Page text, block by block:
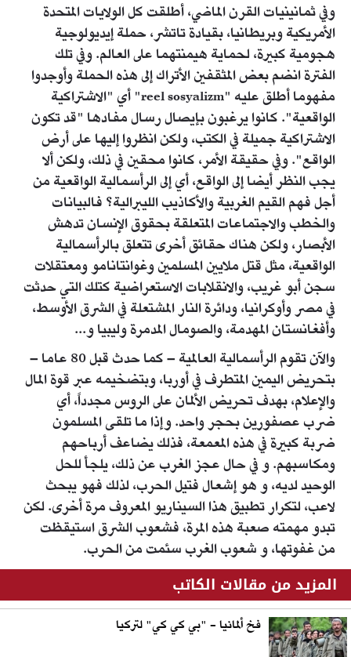
وفي ثمانينيات القرن الماضي، أطلقت كل الولايات المتحدة
الأمريكية وبريطانيا، بقيادة تاتشر، حملة إيديولوجية
هجومية كبيرة، لحماية هيمنتهما على العالم. وفي تلك
الفترة انضم بعض المثقفين الأتراك إلى هذه الحملة وأوجدوا
مفهوما أطلق عليه "reel sosyalizm" أي "الاشتراكية
الواقعية". كانوا يرغبون بإيصال رسال مفادها "قد تكون
الاشتراكية جميلة في الكتب، ولكن انظروا إليها على أرض
الواقع". وفي حقيقة الأمر، كانوا محقين في ذلك، ولكن ألا
يجب النظر أيضا إلى الواقع، أي إلى الرأسمالية الواقعية من
أجل فهم القيم الغربية والأكاذيب الليبرالية؟ فالبيانات
والخطب والاجتماعات المتعلقة بحقوق الإنسان تدهش
الأبصار، ولكن هناك حقائق أخرى تتعلق بالرأسمالية
الواقعية، مثل قتل ملايين المسلمين وغوانتانامو ومعتقلات
سجن أبو غريب، والانقلابات الاستعراضية كتلك التي حدثت
في مصر وأوكرانيا، ودائرة النار المشتعلة في الشرق الأوسط،
وأفغانستان المهدمة، والصومال المدمرة وليبيا و...
والآن تقوم الرأسمالية العالمية – كما حدث قبل 80 عاما –
بتحريض اليمين المتطرف في أوربا، وبتضخيمه عبر قوة المال
والإعلام، بهدف تحريض الألمان على الروس مجدداً، أي
ضرب عصفورين بحجر واحد. وإذا ما تلقى المسلمون
ضربة كبيرة في هذه المعمعة، فذلك يضاعف أرباحهم
ومكاسبهم. و في حال عجز الغرب عن ذلك، يلجأ للحل
الوحيد لديه، و هو إشعال فتيل الحرب، لذلك فهو يبحث
لاعب، لتكرار تطبيق هذا السيناريو المعروف مرة أخرى. لكن
تبدو مهمته صعبة هذه المرة، فشعوب الشرق استيقظت
من غفوتها، و شعوب الغرب سئمت من الحرب.
المزيد من مقالات الكاتب
فخ ألمانيا - "بي كي كي" لتركيا